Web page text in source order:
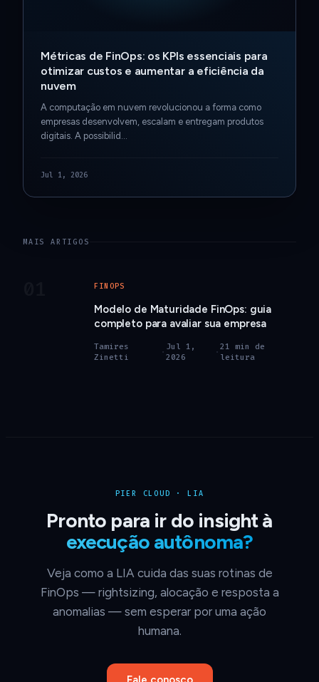
Métricas de FinOps: os KPIs essenciais para
otimizar custos e aumentar a eficiência da
nuvem
A computação em nuvem revolucionou a forma como
empresas desenvolvem, escalam e entregam produtos
digitais. A possibilid…
Jul 1, 2026
MAIS ARTIGOS
FINOPS
Modelo de Maturidade FinOps: guia
completo para avaliar sua empresa
Tamires
Zinetti
·Jul 1,
2026
·21 min de
leitura
PIER CLOUD · LIA
Pronto para ir do insight à
execução autônoma?
Veja como a LIA cuida das suas rotinas de
FinOps — rightsizing, alocação e resposta a
anomalias — sem esperar por uma ação
humana.